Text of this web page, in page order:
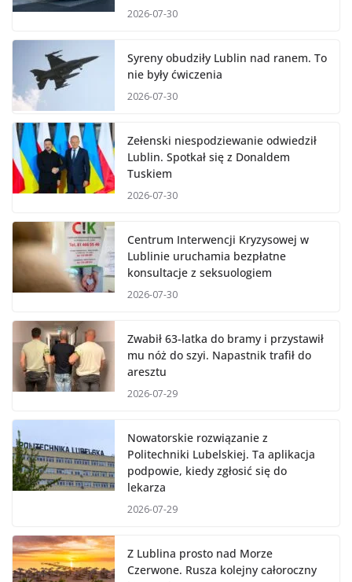
2026-07-30
Syreny obudziły Lublin nad ranem. To
nie były ćwiczenia
2026-07-30
Zełenski niespodziewanie odwiedził
Lublin. Spotkał się z Donaldem
Tuskiem
2026-07-30
Centrum Interwencji Kryzysowej w
Lublinie uruchamia bezpłatne
konsultacje z seksuologiem
2026-07-30
Zwabił 63-latka do bramy i przystawił
mu nóż do szyi. Napastnik trafił do
aresztu
2026-07-29
Nowatorskie rozwiązanie z
Politechniki Lubelskiej. Ta aplikacja
podpowie, kiedy zgłosić się do
lekarza
2026-07-29
Z Lublina prosto nad Morze
Czerwone. Rusza kolejny całoroczny